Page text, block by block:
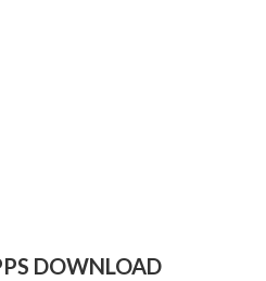
DOWNLOAD